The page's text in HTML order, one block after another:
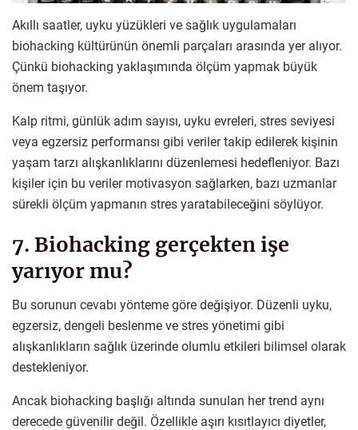
Akıllı saatler, uyku yüzükleri ve sağlık uygulamaları
biohacking kültürünün önemli parçaları arasında yer alıyor.
Çünkü biohacking yaklaşımında ölçüm yapmak büyük
önem taşıyor.
Kalp ritmi, günlük adım sayısı, uyku evreleri, stres seviyesi
veya egzersiz performansı gibi veriler takip edilerek kişinin
yaşam tarzı alışkanlıklarını düzenlemesi hedefleniyor. Bazı
kişiler için bu veriler motivasyon sağlarken, bazı uzmanlar
sürekli ölçüm yapmanın stres yaratabileceğini söylüyor.
7. Biohacking gerçekten işe
yarıyor mu?
Bu sorunun cevabı yönteme göre değişiyor. Düzenli uyku,
egzersiz, dengeli beslenme ve stres yönetimi gibi
alışkanlıkların sağlık üzerinde olumlu etkileri bilimsel olarak
destekleniyor.
Ancak biohacking başlığı altında sunulan her trend aynı
derecede güvenilir değil. Özellikle aşırı kısıtlayıcı diyetler,